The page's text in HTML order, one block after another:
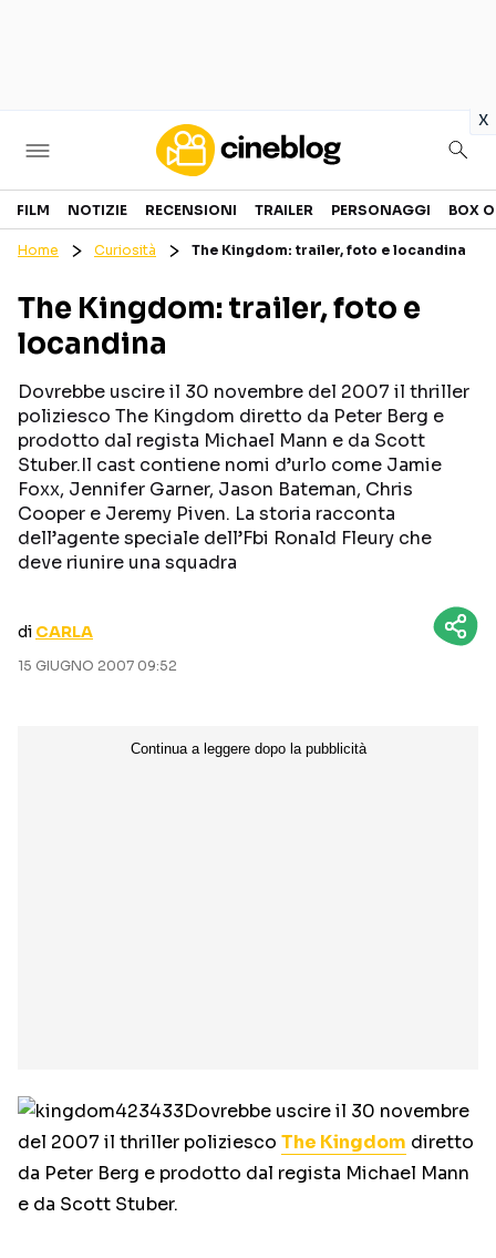
x
Cinema
GENERI
PERSONAGGI
CANALI STREAMING
Categorie
NOTIZIE
CURIOSITÀ
RECENSIONI
TRAILER
BOX OFFICE
FILM NOTIZIE RECENSIONI TRAILER PERSONAGGI BOX
Home Curiosità The Kingdom: trailer, foto e locandina
The Kingdom: trailer, foto e
locandina
Dovrebbe uscire il 30 novembre del 2007 il thriller
poliziesco The Kingdom diretto da Peter Berg e
prodotto dal regista Michael Mann e da Scott
Stuber.Il cast contiene nomi d’urlo come Jamie
Foxx, Jennifer Garner, Jason Bateman, Chris
Cooper e Jeremy Piven. La storia racconta
dell’agente speciale dell’Fbi Ronald Fleury che
deve riunire una squadra
di CARLA
15 GIUGNO 2007 09:52
Dovrebbe uscire il 30 novembre
del 2007 il thriller poliziesco The Kingdom diretto
da Peter Berg e prodotto dal regista Michael Mann
e da Scott Stuber.